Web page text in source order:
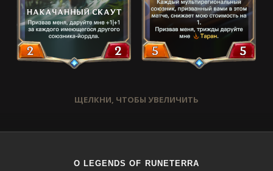
ЩЕЛКНИ, ЧТОБЫ УВЕЛИЧИТЬ
О LEGENDS OF RUNETERRA